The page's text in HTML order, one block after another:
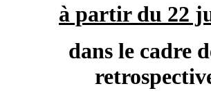
à partir du 22
dans le cadre